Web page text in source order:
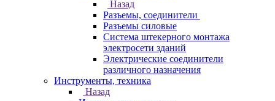
Назад
Разъемы, соединители
Разъемы силовые
Система штекерного монтажа
электросети зданий
Электрические соединители
различного назначения
Инструменты, техника
Назад